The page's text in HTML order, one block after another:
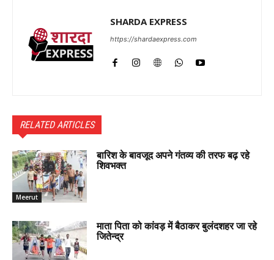
SHARDA EXPRESS
https://shardaexpress.com
RELATED ARTICLES
Meerut
बारिश के बावजूद अपने गंतव्य की तरफ बढ़ रहे
शिवभक्त
माता पिता को कांवड़ में बैठाकर बुलंदशहर जा रहे
जितेन्द्र